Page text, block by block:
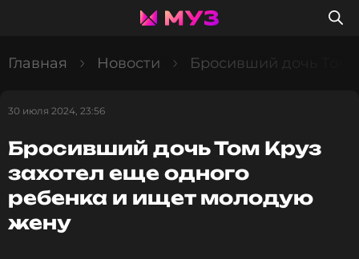
Главная Новости Бросивший дочь Том
30 июля 2024, 23:56
Бросивший дочь Том Круз
захотел еще одного
ребенка и ищет молодую
жену